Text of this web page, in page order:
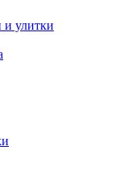
улитки